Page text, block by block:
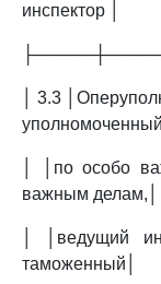
инспектор │
│ 3.3
│ │по особо
важным делам,│
│ │ведущий
таможенный│